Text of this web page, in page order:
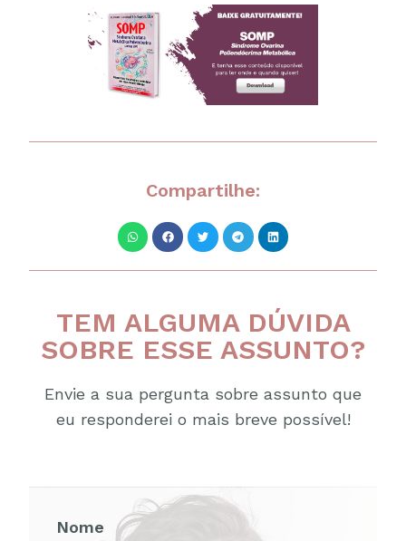
Compartilhe:
TEM ALGUMA DÚVIDA
SOBRE ESSE ASSUNTO?
Envie a sua pergunta sobre assunto que
eu responderei o mais breve possível!
Nome